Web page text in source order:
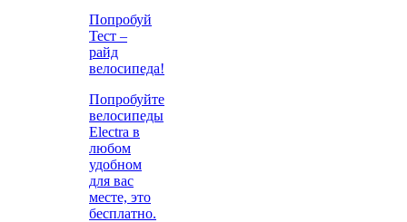
Попробуй
Тест –
райд
велосипеда!
Попробуйте
велосипеды
Electra в
любом
удобном
для вас
месте, это
бесплатно.